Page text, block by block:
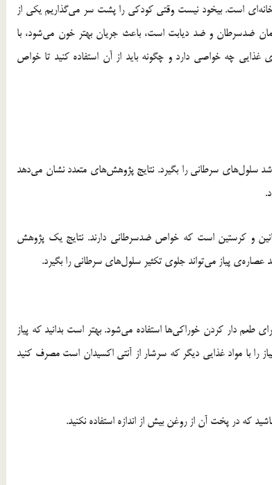
است. بیخود نیست وقتی کودکی را پشت سر می‌گذاریم یکی از
ضدسرطان و ضد دیابت است، باعث جریان بهتر خون می‌شود، با
غذایی چه خواصی دارد و چگونه باید از آن استفاده کنید تا خواص
سلول‌های سرطانی را بگیرد. نتایج پژوهش‌های متعدد نشان می‌دهد
و کرستین است که خواص ضدسرطانی دارند. نتایج یک پژوهش
پیاز می‌تواند جلوی تکثیر سلول‌های سرطانی را بگیرد.
طعم دار کردن خوراکی‌ها استفاده می‌شود. بهتر است بدانید که پیاز
را با مواد غذایی دیگر که سرشار از آنتی اکسیدان است مصرف کنید
که در پخت آن از روغن بیش از اندازه استفاده نکنید.